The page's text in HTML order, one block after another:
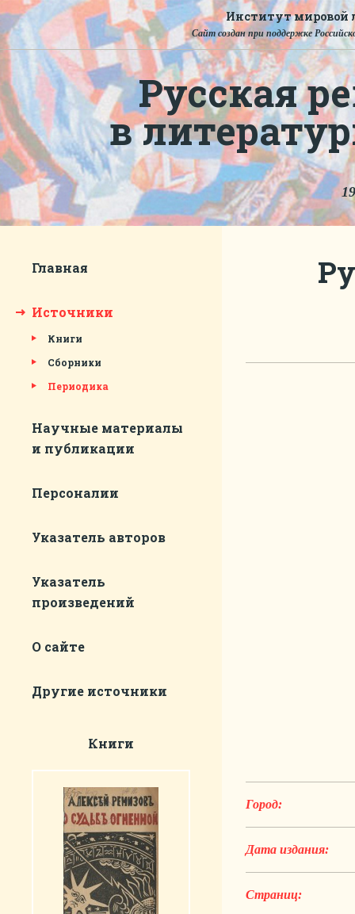
Институт мировой
Сайт создан при поддержке
Русская
в
Главная
Источники
Книги
Сборники
Периодика
Научные материалы
и публикации
Персоналии
Указатель авторов
Указатель
произведений
О сайте
Другие источники
Книги
Город:
Дата издания:
Страниц: